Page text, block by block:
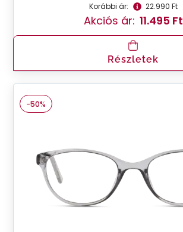
Korábbi ár: 22.990 Ft
Akciós ár: 11.495 Ft
Részletek
-50%